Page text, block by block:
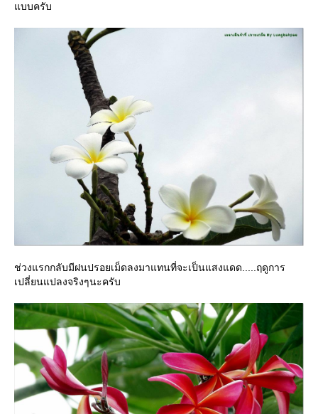
บบครับ
ช่วงแรกกลับมีฝนปรอยเม็ดลงมาแทนที่จะเป็นแสงแดด.....ฤดูการ
เปลี่ยนแปลงจริงๆนะครับ